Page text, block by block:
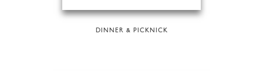
DINNER & PICKNICK